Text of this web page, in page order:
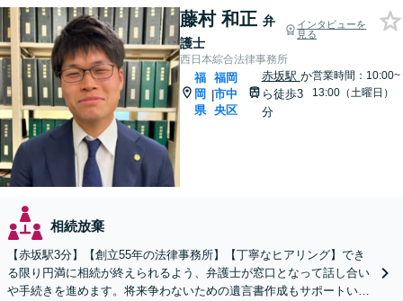
藤村 和正 弁
護士
インタビューを
見る
西日本綜合法律事務所
福
岡
県
|
福岡
市中
央区
赤坂駅 か
ら徒歩3
分
営業時間：10:00~
13:00（土曜日）
相続放棄
【赤坂駅3分】【創立55年の法律事務所】【丁寧なヒアリング】でき
る限り円満に相続が終えられるよう、弁護士が窓口となって話し合い
や手続きを進めます。将来争わないための遺言書作成もサポートいた